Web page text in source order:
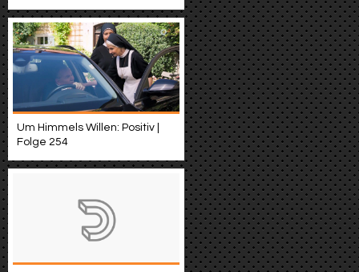
Um Himmels Willen: Positiv |
Folge 254